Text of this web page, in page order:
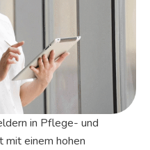
in Pflege- und
mit einem hohen